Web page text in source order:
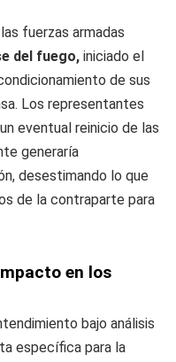
fuerzas armadas
del fuego, iniciado el
de sus
Los representantes
eventual reinicio de las
generaría
desestimando lo que
de la contraparte para
en los
bajo análisis
específica para la